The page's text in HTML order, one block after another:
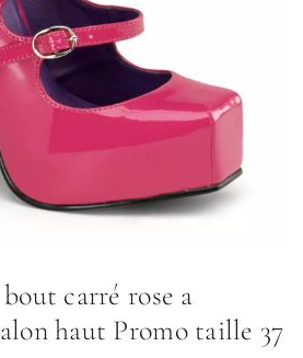
carré rose a
haut Promo taille 37